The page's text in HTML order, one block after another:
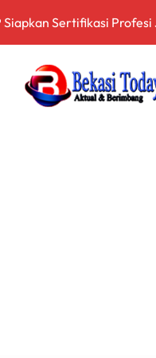
Lonjakan Harga
Sinergi